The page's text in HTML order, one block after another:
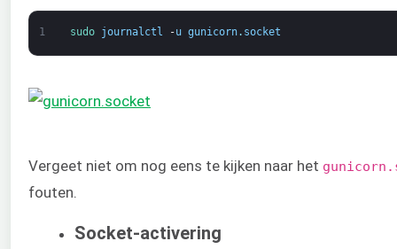
1 sudo journalctl -u gunicorn. socket
Vergeet niet om nog eens te kijken naar het
fouten.
Socket-activering